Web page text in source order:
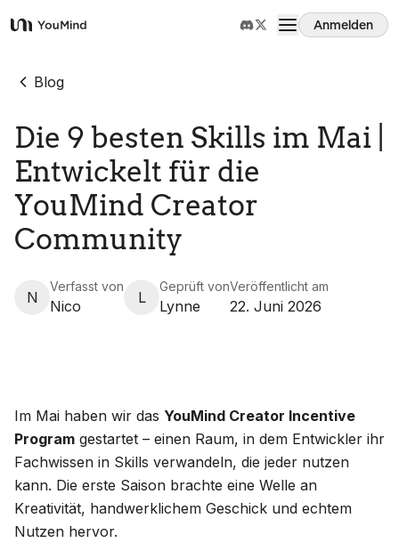
YouMind
Anmelden
Übersicht
Anwendungsfälle
Fähigkeiten
Prompts
Preise
Blog
Updates
Blog
Die 9 besten Skills im Mai |
Entwickelt für die
YouMind Creator
Community
N
Verfasst von
Nico L
Geprüft von
Lynne
Veröffentlicht am
22. Juni 2026
Im Mai haben wir das YouMind Creator Incentive
Program gestartet – einen Raum, in dem Entwickler ihr
Fachwissen in Skills verwandeln, die jeder nutzen
kann. Die erste Saison brachte eine Welle an
Kreativität, handwerklichem Geschick und echtem
Nutzen hervor.